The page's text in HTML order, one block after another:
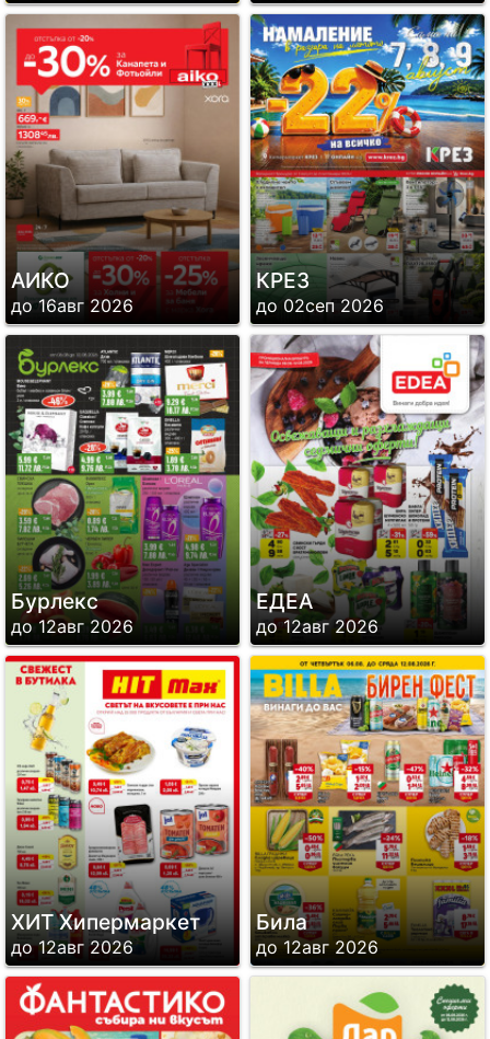
АИКО
до 16авг 2026
КРЕЗ
до 02сеп 2026
Бурлекс
до 12авг 2026
ЕДЕА
до 12авг 2026
ХИТ Хипермаркет
до 12авг 2026
Била
до 12авг 2026